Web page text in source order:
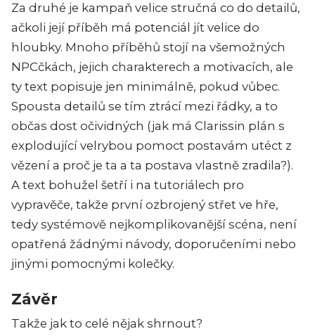
Za druhé je kampaň velice stručná co do detailů,
ačkoli její příběh má potenciál jít velice do
hloubky. Mnoho příběhů stojí na všemožných
NPCčkách, jejich charakterech a motivacích, ale
ty text popisuje jen minimálně, pokud vůbec.
Spousta detailů se tím ztrácí mezi řádky, a to
občas dost očividných (jak má Clarissin plán s
explodující velrybou pomoct postavám utéct z
vězení a proč je ta a ta postava vlastně zradila?).
A text bohužel šetří i na tutoriálech pro
vypravěče, takže první ozbrojený střet ve hře,
tedy systémově nejkomplikovanější scéna, není
opatřená žádnými návody, doporučeními nebo
jinými pomocnými kolečky.
Závěr
Takže jak to celé nějak shrnout?